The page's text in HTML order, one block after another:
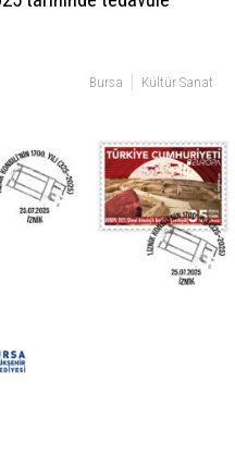
Bursa Kültür Sanat